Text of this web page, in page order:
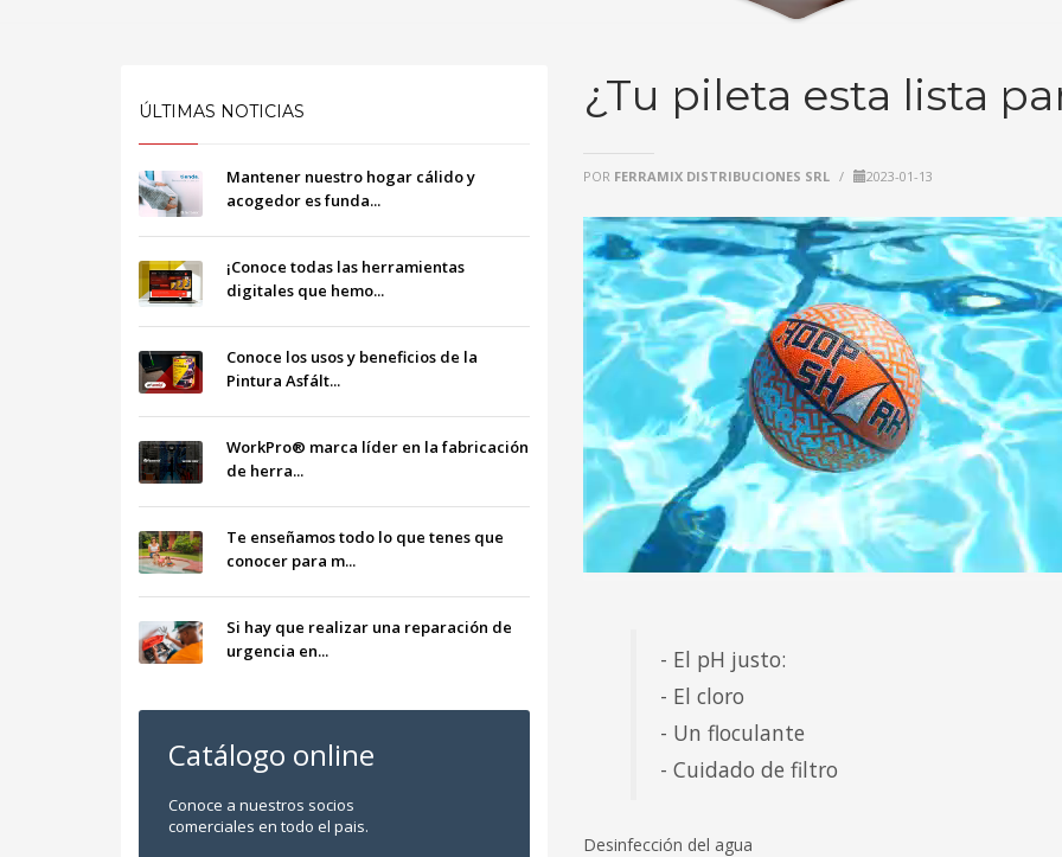
ÚLTIMAS NOTICIAS
Mantener nuestro hogar cálido y
acogedor es funda...
¡Conoce todas las herramientas
digitales que hemo...
Conoce los usos y beneficios de la
Pintura Asfált...
WorkPro® marca líder en la fabricación
de herra...
Te enseñamos todo lo que tenes que
conocer para m...
Si hay que realizar una reparación de
urgencia en...
Catálogo online
Conoce a nuestros socios
comerciales en todo el pais.
¿Tu pileta esta lista
POR FERRAMIX DISTRIBUCIONES SRL / 2023-01-13
- El pH justo:
- El cloro
- Un floculante
- Cuidado de filtro
Desinfección del agua